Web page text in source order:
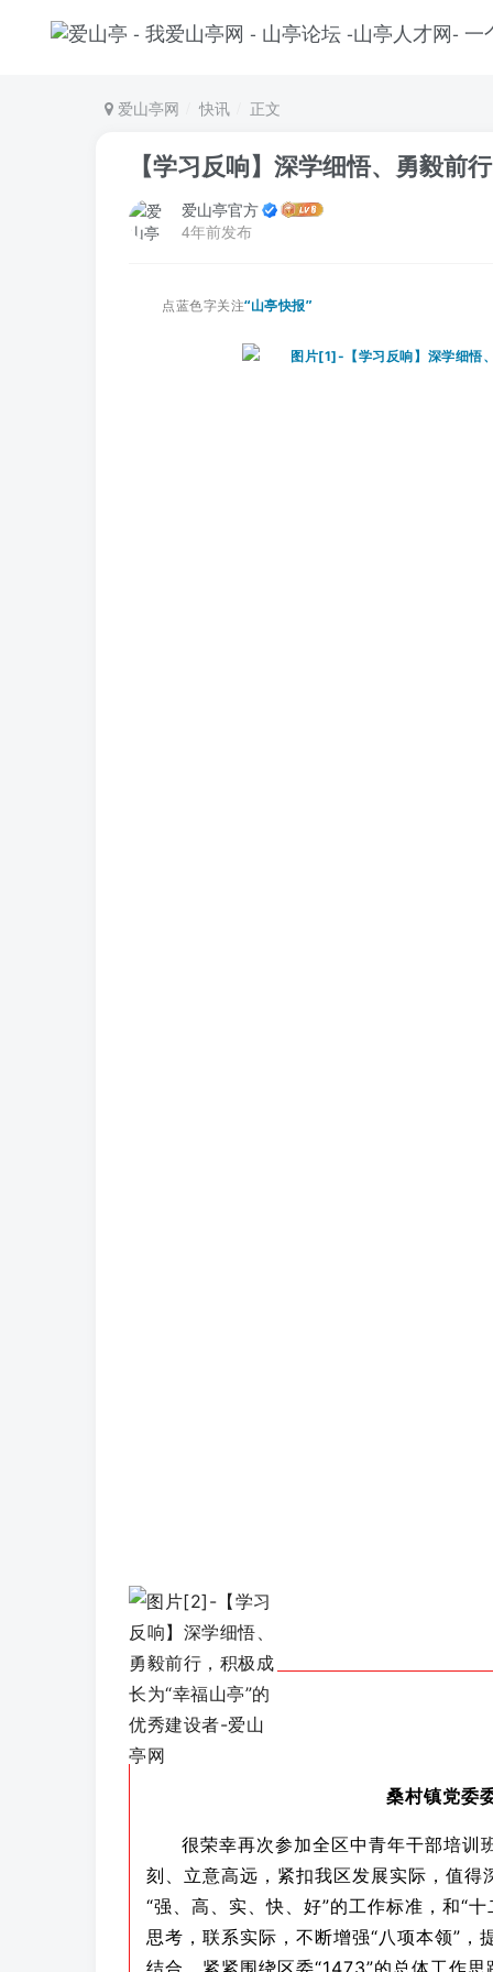
爱山亭网 快讯 正文
【学习反响】深学细悟、勇毅前
爱山亭官方
4年前发布
点蓝色字关注“山亭快报”
桑村镇党委
很荣幸再次参加全区中青年干部培训
刻、立意高远，紧扣我区发展实际，值
“强、高、实、快、好”的工作标准，和“
思考，联系实际，不断增强“八项本领”，
结合，紧紧围绕区委“1473”的总体工作